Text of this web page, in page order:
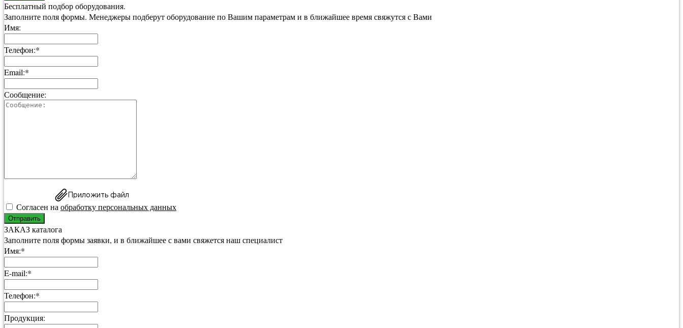
Бесплатный подбор оборудования.
Заполните поля формы. Менеджеры подберут оборудование по Вашим параметрам и в ближайшее время свяжутся с Вами
Имя:
Телефон:*
Email:*
Сообщение:
Приложить файл
Согласен на обработку персональных данных
Отправить
ЗАКАЗ каталога
Заполните поля формы заявки, и в ближайшее с вами свяжется наш специалист
Имя:*
E-mail:*
Телефон:*
Продукция: